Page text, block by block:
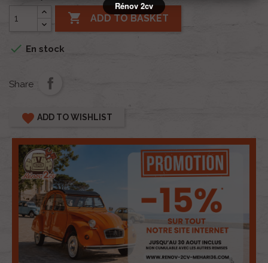
 ADD TO BASKET
 En stock
Share
favorite ADD TO WISHLIST
Rénov 2cv